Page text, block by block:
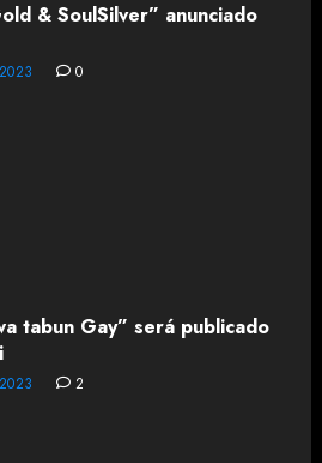
& SoulSilver” anunciado
0
tabun Gay” será publicado
2